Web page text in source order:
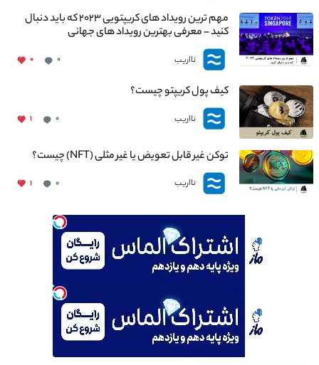
مهم ترین رویداد های کریپتویی ۲۰۲۳ که باید دنبال
کنید – معرفی بهترین رویداد های جهانی
نااریب ۰ ۰
کیف پول کریپتو چیست؟
نااریب ۰ ۱
توکن غیر قابل تعویض یا غیر مثلی (NFT) چیست؟
نااریب ۰ ۱